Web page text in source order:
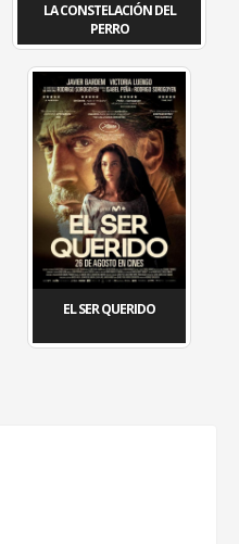
LA CONSTELACIÓN DEL
PERRO
EL SER QUERIDO